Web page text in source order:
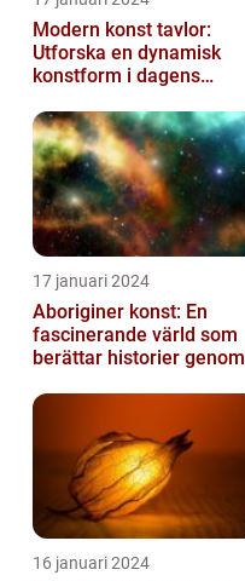
Modern konst tavlor:
Utforska en dynamisk
konstform i dagens
17 januari 2024
Aboriginer konst: En
fascinerande värld som
berättar historier genom
16 januari 2024